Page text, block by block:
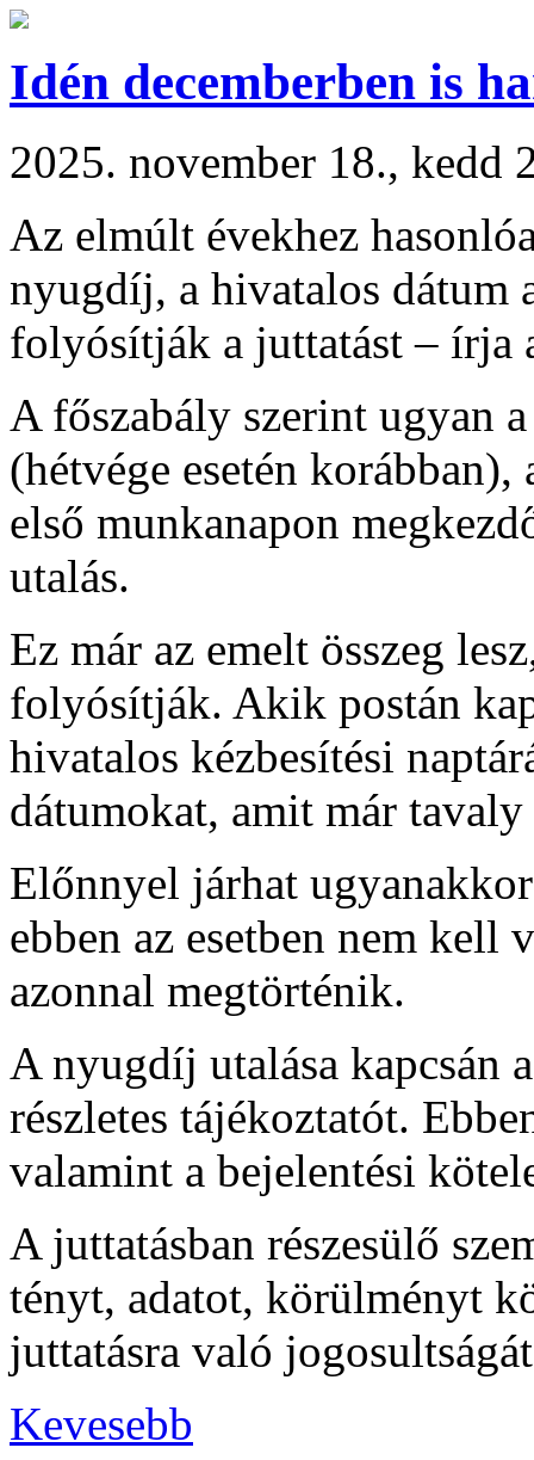
Idén decemberben is
2025. november 18., kedd
Az elmúlt évekhez
nyugdíj, a hivatalos dátum
folyósítják a juttatást – írja
A főszabály szerint ugyan
(hétvége esetén korábban),
első munkanapon
utalás.
Ez már az emelt összeg
folyósítják. Akik postán
hivatalos kézbesítési
dátumokat, amit már
Előnnyel járhat
ebben az esetben nem kell
azonnal megtörténik.
A nyugdíj utalása kapcsán
részletes tájékoztatót.
valamint a bejelentési
A juttatásban részesülő
tényt, adatot, körülményt
juttatásra való
Kevesebb